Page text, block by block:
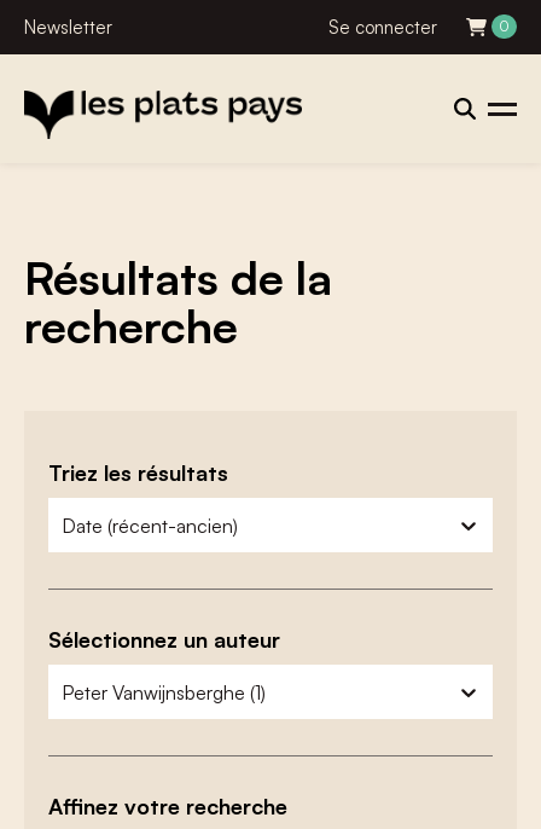
Newsletter Se connecter 0
Résultats de la
recherche
Triez les résultats
zoeken - sorteer
trier le contenu
Sélectionnez un auteur
zoeken - auteurs
sélectionnez le contenu
Affinez votre recherche